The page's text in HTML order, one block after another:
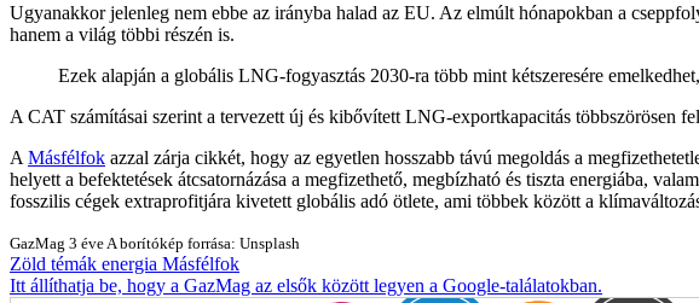
Ugyanakkor jelenleg nem ebbe az irányba halad az EU. Az elmúlt hónapokban a
hanem a világ többi részén is.
Ezek alapján a globális LNG-fogyasztás 2030-ra több mint kétszeresére
A CAT számításai szerint a tervezett új és kibővített LNG-exportkapacitás többszörösen
A Másfélfok azzal zárja cikkét, hogy az egyetlen hosszabb távú megoldás a
helyett a befektetések átcsatornázása a megfizethető, megbízható és tiszta energiába,
fosszilis cégek extraprofitjára kivetett globális adó ötlete, ami többek között a
GazMag 3 éve A borítókép forrása: Unsplash
Zöld témák energia Másfélfok
Itt állíthatja be, hogy a GazMag az elsők között legyen a Google-találatokban.